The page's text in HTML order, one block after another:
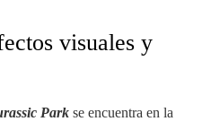
visuales y
Park se encuentra en la